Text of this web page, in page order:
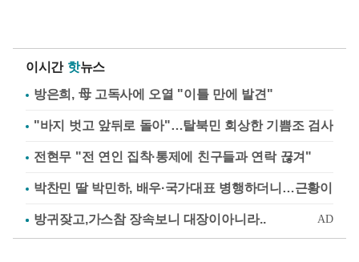
이시간 핫뉴스
방은희, 母 고독사에 오열 "이틀 만에 발견"
"바지 벗고 앞뒤로 돌아"…탈북민 회상한 기쁨조 검사
전현무 "전 연인 집착·통제에 친구들과 연락 끊겨"
박찬민 딸 박민하, 배우·국가대표 병행하더니…근황이